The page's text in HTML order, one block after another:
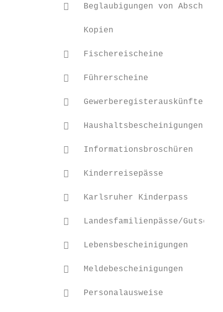
   Beglaubigungen von
               Kopien
              Fischereischeine
              Führerscheine
              Gewerberegisterauskünfte
              Haushaltsbescheinigungen
              Informationsbroschüren
              Kinderreisepässe
              Karlsruher Kinderpass
   Landesfamilienpässe/
              Lebensbescheinigungen
              Meldebescheinigungen
              Personalausweise